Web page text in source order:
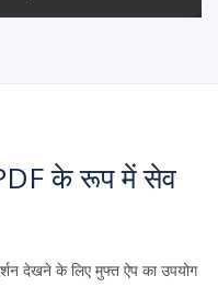
के रूप में सेव
देखने के लिए मुफ्त ऐप का उपयोग